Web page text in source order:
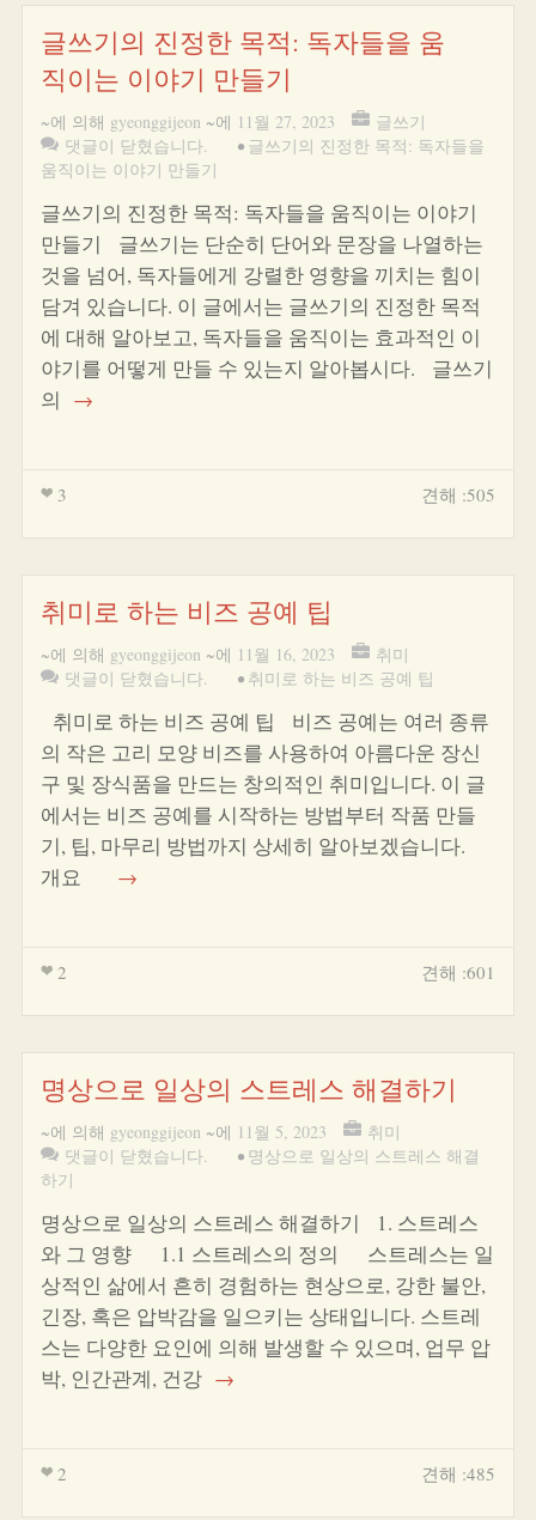
글쓰기의 진정한 목적: 독자들을 움
직이는 이야기 만들기
~에 의해 gyeonggijeon ~에 11월 27, 2023
글쓰기
댓글이 닫혔습니다.
• 글쓰기의 진정한 목적: 독자들을
움직이는 이야기 만들기
글쓰기의 진정한 목적: 독자들을 움직이는 이야기
만들기 글쓰기는 단순히 단어와 문장을 나열하는
것을 넘어, 독자들에게 강렬한 영향을 끼치는 힘이
담겨 있습니다. 이 글에서는 글쓰기의 진정한 목적
에 대해 알아보고, 독자들을 움직이는 효과적인 이
야기를 어떻게 만들 수 있는지 알아봅시다. 글쓰기
의 →
3 견해 :505
취미로 하는 비즈 공예 팁
~에 의해 gyeonggijeon ~에 11월 16, 2023
취미
댓글이 닫혔습니다.
• 취미로 하는 비즈 공예 팁
취미로 하는 비즈 공예 팁 비즈 공예는 여러 종류
의 작은 고리 모양 비즈를 사용하여 아름다운 장신
구 및 장식품을 만드는 창의적인 취미입니다. 이 글
에서는 비즈 공예를 시작하는 방법부터 작품 만들
기, 팁, 마무리 방법까지 상세히 알아보겠습니다.
개요
→
2 견해 :601
명상으로 일상의 스트레스 해결하기
~에 의해 gyeonggijeon ~에 11월 5, 2023
취미
댓글이 닫혔습니다.
• 명상으로 일상의 스트레스 해결
하기
명상으로 일상의 스트레스 해결하기 1. 스트레스
와 그 영향 1.1 스트레스의 정의 스트레스는 일
상적인 삶에서 흔히 경험하는 현상으로, 강한 불안,
긴장, 혹은 압박감을 일으키는 상태입니다. 스트레
스는 다양한 요인에 의해 발생할 수 있으며, 업무 압
박, 인간관계, 건강 →
2 견해 :485